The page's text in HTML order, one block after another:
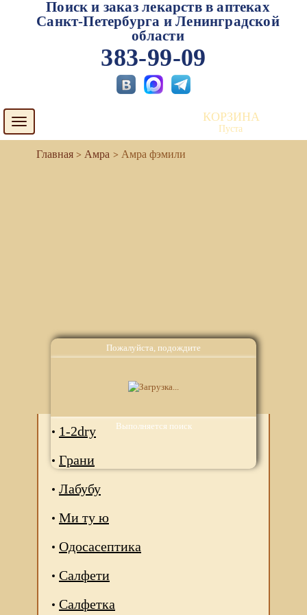
Пожалуйста, подождите
Выполняется поиск
Поиск и заказ лекарств в аптеках
Санкт-Петербурга и Ленинградской
области
383-99-09
Toggle
navigation
КОРЗИНА
Пуста
Амра Амра фэмили
Аналоги
1-2dry
Грани
Лабубу
Ми ту ю
Одосасептика
Салфети
Салфетка